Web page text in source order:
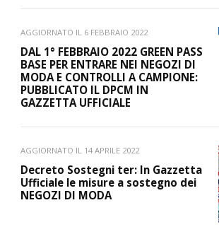
AGGIORNATO IL 6 FEBBRAIO 2022
DAL 1° FEBBRAIO 2022 GREEN PASS
BASE PER ENTRARE NEI NEGOZI DI
MODA E CONTROLLI A CAMPIONE:
PUBBLICATO IL DPCM IN
GAZZETTA UFFICIALE
AGGIORNATO IL 14 APRILE 2022
Decreto Sostegni ter: In Gazzetta
Ufficiale le misure a sostegno dei
NEGOZI DI MODA